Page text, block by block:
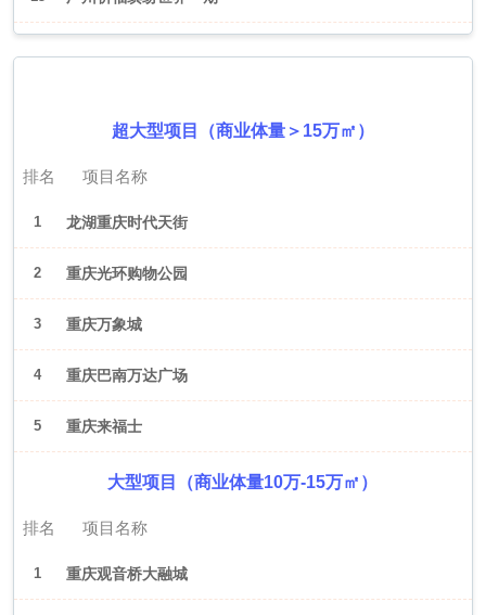
超大型项目（商业体量＞15万㎡）
排名 项目名称
1 龙湖重庆时代天街
2 重庆光环购物公园
3 重庆万象城
4 重庆巴南万达广场
5 重庆来福士
大型项目（商业体量10万-15万㎡）
排名 项目名称
1 重庆观音桥大融城